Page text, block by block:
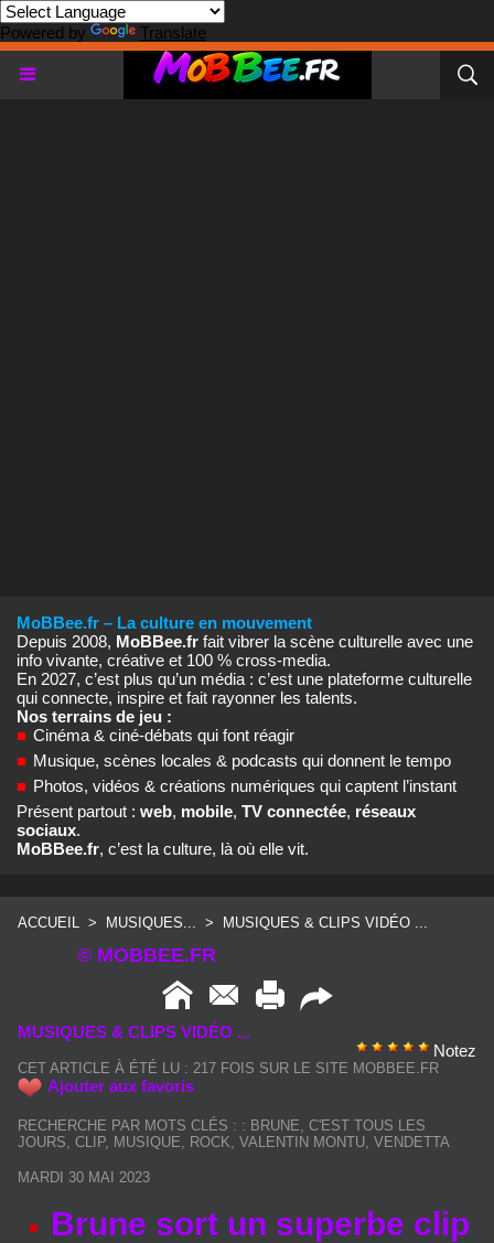
Powered by Translate
MoBBee.fr – La culture en mouvement
Depuis 2008, MoBBee.fr fait vibrer la scène culturelle avec une
info vivante, créative et 100 % cross‑media.
En 2027, c’est plus qu’un média : c’est une plateforme culturelle
qui connecte, inspire et fait rayonner les talents.
Nos terrains de jeu :
■ Cinéma & ciné‑débats qui font réagir
■ Musique, scènes locales & podcasts qui donnent le tempo
■ Photos, vidéos & créations numériques qui captent l’instant
Présent partout : web, mobile, TV connectée, réseaux
sociaux.
MoBBee.fr, c’est la culture, là où elle vit.
ACCUEIL > MUSIQUES... > MUSIQUES & CLIPS VIDÉO ...
© MOBBEE.FR
MUSIQUES & CLIPS VIDÉO ...
Notez
CET ARTICLE À ÉTÉ LU : 217 FOIS SUR LE SITE MOBBEE.FR
Ajouter aux favoris
RECHERCHE PAR MOTS CLÉS : : BRUNE C'EST TOUS LES
JOURS CLIP, MUSIQUE ROCK VALENTIN MONTU VENDETTA
MARDI 30 MAI 2023
Brune sort un superbe clip